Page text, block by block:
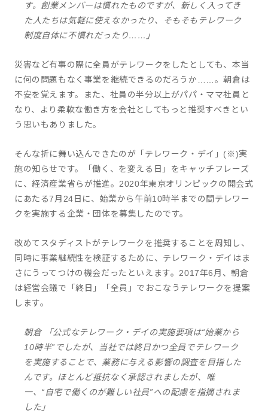
す。創業メンバーは慣れたものですが、新しく入ってき
た人たちは気軽に使えなかったり、そもそもテレワーク
制度自体に不慣れだったり……」
災害など有事の際に全員がテレワークをしたとしても、本当
に何の問題もなく事業を継続できるのだろうか……。朝倉は
不安を覚えます。また、社員の半分以上がパパ・ママ社員と
なり、より柔軟な働き方を会社としてもっと推奨すべきとい
う思いもありました。
そんな折に舞い込んできたのが「テレワーク・デイ」(※)実
施の知らせです。「働く、を変える日」をキャッチフレーズ
に、経済産業省らが推進。2020年東京オリンピックの開会式
にあたる7月24日に、始業から午前10時半までの間テレワー
クを実施する企業・団体を募集したのです。
改めてスタディストがテレワークを推奨することを周知し、
同時に事業継続性を検証するために、テレワーク・デイはま
さにうってつけの機会だったといえます。2017年6月、朝倉
は経営会議で「終日」「全員」でおこなうテレワークを提案
します。
朝倉 「公式なテレワーク・デイの実施要項は“始業から
10時半”でしたが、当社では終日かつ全員でテレワーク
を実施することで、業務に与える影響の調査を目指した
んです。ほとんど抵抗なく承認されましたが、唯
一、“自宅で働くのが難しい社員”への配慮を指摘されま
した」